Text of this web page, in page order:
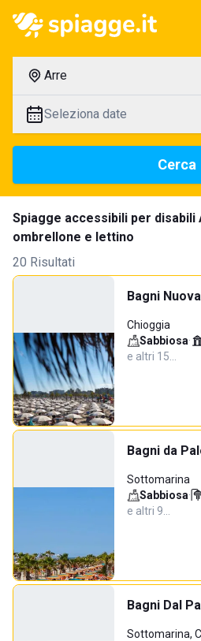
Arre
Seleziona date
Cerca
Spiagge accessibili per
ombrellone e lettino
20 Risultati
Bagni
Chioggia
Sabbiosa·
e altri 15…
Bagni da
Sottomarina
Sabbiosa·
e altri 9…
Bagni Dal
Sottomarina,